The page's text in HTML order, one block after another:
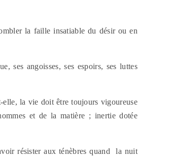
la faille insatiable du désir ou en
ses angoisses, ses espoirs, ses luttes
la vie doit être toujours vigoureuse
et de la matière ; inertie dotée
résister aux ténèbres quand la nuit